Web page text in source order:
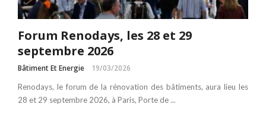
Forum Renodays, les 28 et 29
septembre 2026
Bâtiment Et Energie 19/03/2026
Renodays, le forum de la rénovation des bâtiments, aura lieu les
28 et 29 septembre 2026, à Paris, Porte de ...